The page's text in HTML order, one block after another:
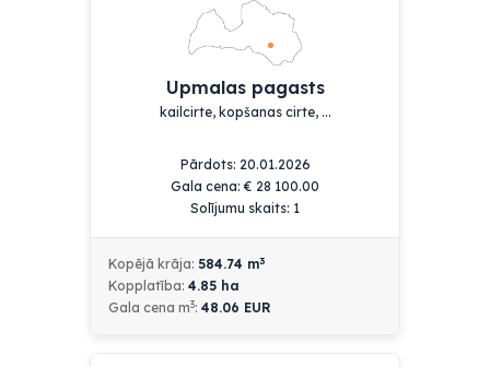
Upmalas pagasts
kailcirte, kopšanas cirte, ...
Pārdots: 20.01.2026
Gala cena:€ 28 100.00
Solījumu skaits: 1
Kopējā krāja: 584.74 m3
Kopplatība: 4.85 ha
Gala cena m3: 48.06 EUR